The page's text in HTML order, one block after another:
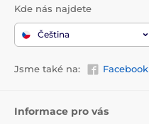
Kde nás najdete
Čeština
Jsme také na: Facebook
Informace pro vás